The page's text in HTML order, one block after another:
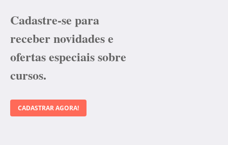
Cadastre-se para
receber novidades e
ofertas especiais sobre
cursos.
CADASTRAR AGORA!